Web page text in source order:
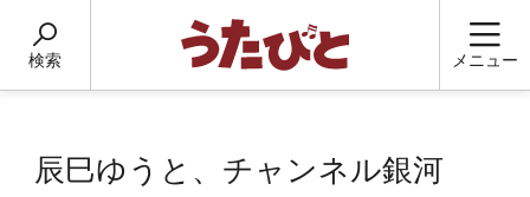
検索 メニュー
辰巳ゆうと、チャンネル銀河